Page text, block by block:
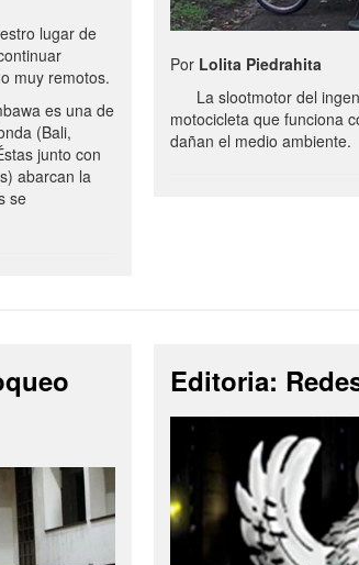
lugar de
muy remotos.
es una de
(Bali,
junto con
abarcan la
se
Por Lolita Piedrahita
La slootmotor del
motocicleta que funciona
dañan el medio ambiente.
Editoria: